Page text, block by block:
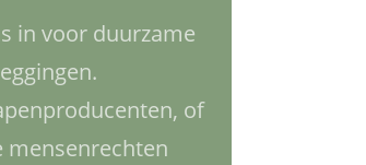
in voor duurzame
of
mensenrechten